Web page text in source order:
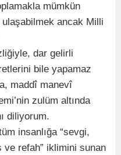
mümkün
ancak Milli
dar gelirli
bile yapamaz
maddî manevî
zulüm altında
diliyorum.
insanlığa “sevgi,
refah” iklimini sunan